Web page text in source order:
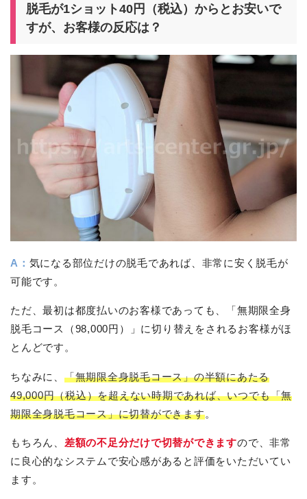
脱毛が1ショット40円（税込）からとお安いで
すが、お客様の反応は？
A： 気になる部位だけの脱毛であれば、非常に安く脱毛が
可能です。
ただ、最初は都度払いのお客様であっても、「無期限全身
脱毛コース（98,000円）」に切り替えをされるお客様がほ
とんどです。
ちなみに、 「無期限全身脱毛コース」の半額にあたる
49,000円（税込）を超えない時期であれば、いつでも「無
期限全身脱毛コース」に切替ができます。
もちろん、 差額の不足分だけで切替ができますので、非常
に良心的なシステムで安心感があると評価をいただいてい
ます。